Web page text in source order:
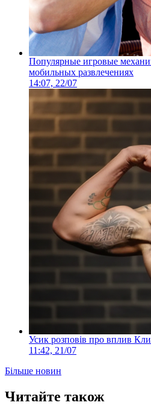
Популярные игровые
мобильных развлечениях
14:07, 22/07
Усик розповів про вплив
11:42, 21/07
Більше новин
Читайте також